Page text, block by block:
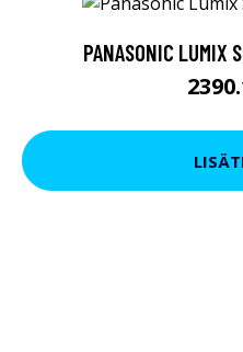
PANASONIC